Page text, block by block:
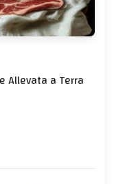
Allevata a Terra